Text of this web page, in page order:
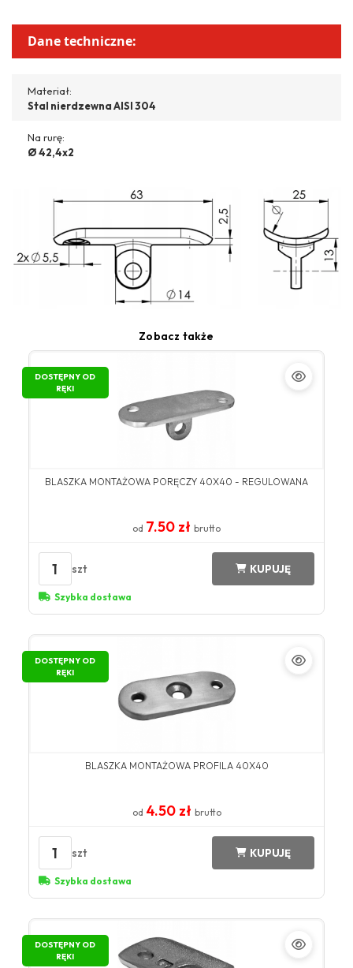
Dane techniczne:
Materiał:
Stal nierdzewna AISI 304
Na rurę:
Ø 42,4x2
Zobacz także
DOSTĘPNY OD
RĘKI
BLASZKA MONTAŻOWA PORĘCZY 40X40 - REGULOWANA
od 7.50 zł brutto
1 szt KUPUJĘ
Szybka dostawa
DOSTĘPNY OD
RĘKI
BLASZKA MONTAŻOWA PROFILA 40X40
od 4.50 zł brutto
1 szt KUPUJĘ
Szybka dostawa
DOSTĘPNY OD
RĘKI